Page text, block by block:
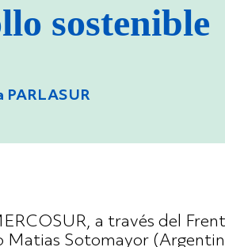
sostenible
PARLASUR
a través del
Matias Sotomayor